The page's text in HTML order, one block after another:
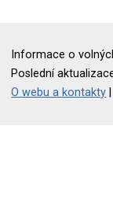
Informace o
Poslední
O webu a kontakty